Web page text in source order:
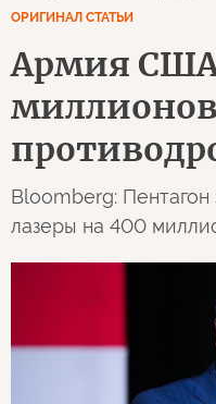
ОРИГИНАЛ СТАТЬИ
Армия США
Bloomberg:
лазеры на 400